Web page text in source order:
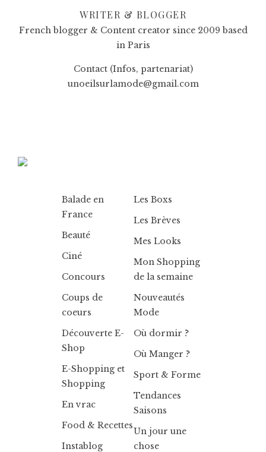
WRITER & BLOGGER
French blogger & Content creator since 2009 based
in Paris
Contact (Infos, partenariat)
unoeilsurlamode@gmail.com
Balade en
France
Beauté
Ciné
Concours
Coups de
coeurs
Découverte E-
Shop
E-Shopping et
Shopping
En vrac
Food & Recettes
Instablog
Les Boxs
Les Brèves
Mes Looks
Mon Shopping
de la semaine
Nouveautés
Mode
Où dormir ?
Où Manger ?
Sport & Forme
Tendances
Saisons
Un jour une
chose